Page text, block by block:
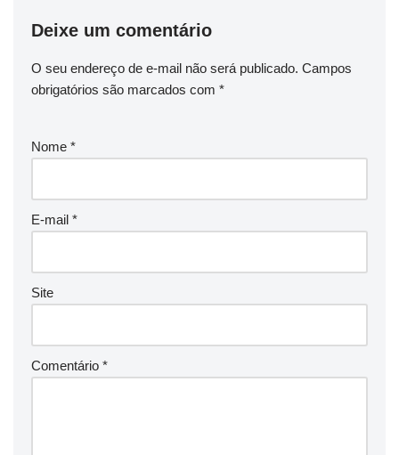
Deixe um comentário
O seu endereço de e-mail não será publicado. Campos
obrigatórios são marcados com *
Nome *
E-mail *
Site
Comentário *